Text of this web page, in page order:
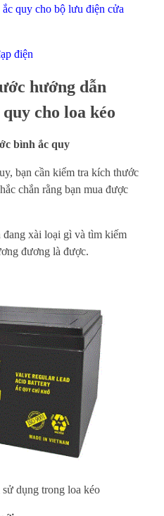
quy cho bộ lưu điện cửa
điện
hướng dẫn
cho loa kéo
bình ắc quy
bạn cần kiểm tra kích thước
chắn rằng bạn mua được
xài loại gì và tìm kiếm
đương là được.
dụng trong loa kéo